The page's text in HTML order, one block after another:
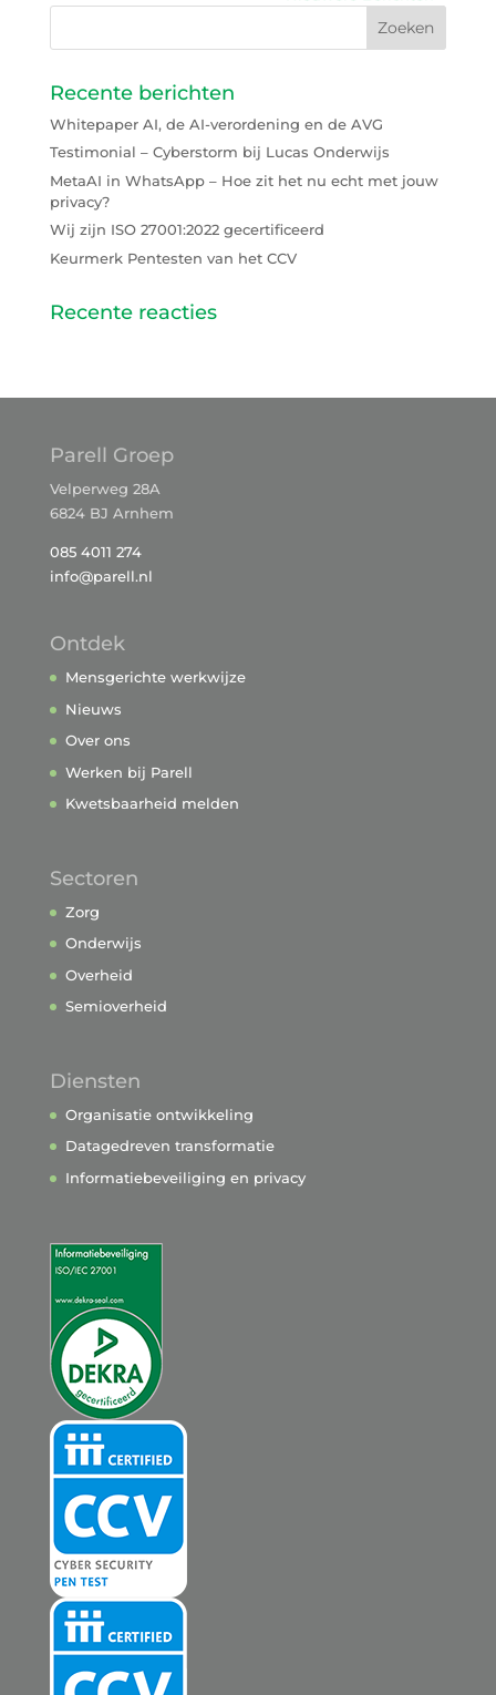
Recente berichten
Whitepaper AI, de AI-verordening en de AVG
Testimonial – Cyberstorm bij Lucas Onderwijs
MetaAI in WhatsApp – Hoe zit het nu echt met jouw
privacy?
Wij zijn ISO 27001:2022 gecertificeerd
Keurmerk Pentesten van het CCV
Recente reacties
Parell Groep
Velperweg 28A
6824 BJ Arnhem
085 4011 274
info@parell.nl
Ontdek
Mensgerichte werkwijze
Nieuws
Over ons
Werken bij Parell
Kwetsbaarheid melden
Sectoren
Zorg
Onderwijs
Overheid
Semioverheid
Diensten
Organisatie ontwikkeling
Datagedreven transformatie
Informatiebeveiliging en privacy